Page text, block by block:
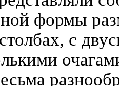
формы
с